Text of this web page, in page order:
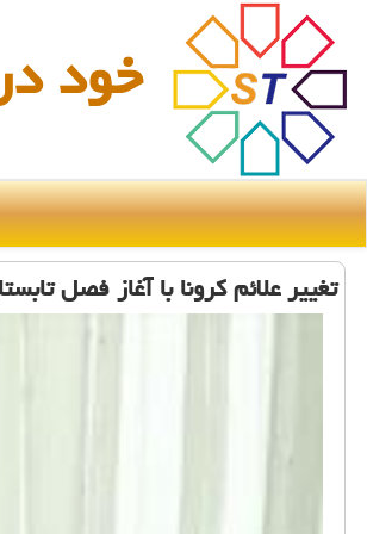
خود
تغییر علائم كرونا با آغاز فصل